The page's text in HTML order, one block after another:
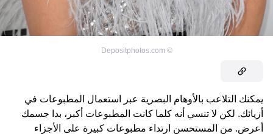
©
Depositphotos.com
يمكنك التلاعب بالأوهام البصرية عبر استعمال المطبوعات في
أزيائك. لكن لا تنسي أنه كلما كانت المطبوعات أكبر، بدا جسمك
أعرض. من المستحسن ارتداء مطبوعات كبيرة على الأجزاء